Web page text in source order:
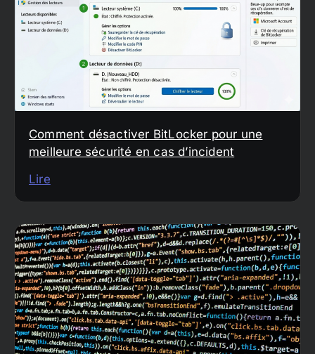
Comment désactiver BitLocker pour une
meilleure sécurité en cas d’incident
Lire